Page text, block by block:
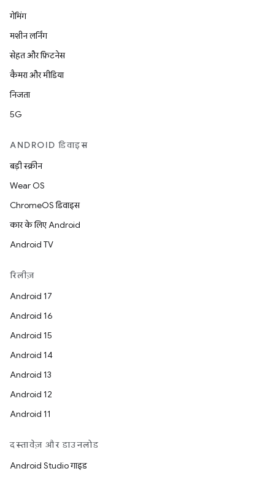
गेमिंग
मशीन लर्निंग
सेहत और फ़िटनेस
कैमरा और मीडिया
निजता
5G
ANDROID डिवाइस
बड़ी स्क्रीन
Wear OS
ChromeOS डिवाइस
कार के लिए Android
Android TV
रिलीज़
Android 17
Android 16
Android 15
Android 14
Android 13
Android 12
Android 11
दस्तावेज़ और डाउनलोड
Android Studio गाइड